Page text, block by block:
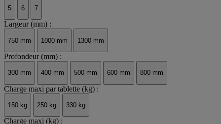
5 6 7
Largeur (mm) :
750 mm 1000 mm 1300 mm
Profondeur (mm) :
300 mm 400 mm 500 mm 600 mm 800 mm
Charge maxi par tablette (kg) :
150 kg 250 kg 330 kg
Charge maxi (kg) :